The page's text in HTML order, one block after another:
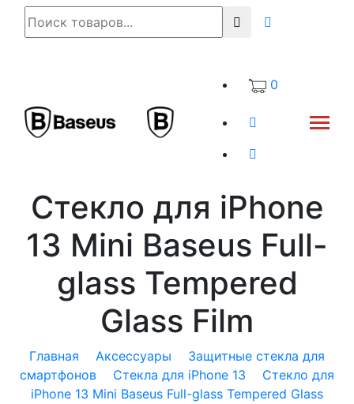
0
Стекло для iPhone
13 Mini Baseus Full-
glass Tempered
Glass Film
Главная Аксессуары
Защитные стекла для
смартфонов
Стекла для iPhone 13
Стекло для
iPhone 13 Mini Baseus Full-glass Tempered Glass